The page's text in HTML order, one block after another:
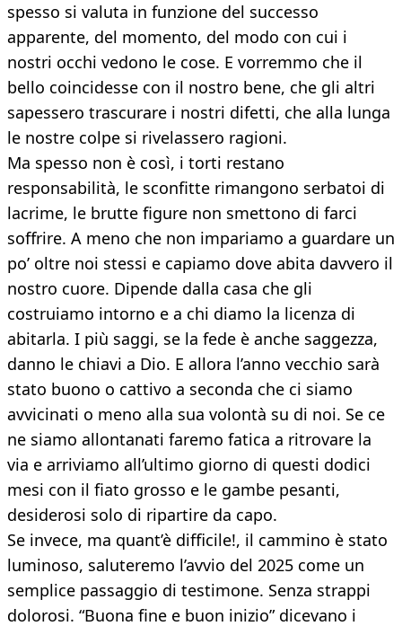
spesso si valuta in funzione del successo
apparente, del momento, del modo con cui i
nostri occhi vedono le cose. E vorremmo che il
bello coincidesse con il nostro bene, che gli altri
sapessero trascurare i nostri difetti, che alla lunga
le nostre colpe si rivelassero ragioni.
Ma spesso non è così, i torti restano
responsabilità, le sconfitte rimangono serbatoi di
lacrime, le brutte figure non smettono di farci
soffrire. A meno che non impariamo a guardare un
po’ oltre noi stessi e capiamo dove abita davvero il
nostro cuore. Dipende dalla casa che gli
costruiamo intorno e a chi diamo la licenza di
abitarla. I più saggi, se la fede è anche saggezza,
danno le chiavi a Dio. E allora l’anno vecchio sarà
stato buono o cattivo a seconda che ci siamo
avvicinati o meno alla sua volontà su di noi. Se ce
ne siamo allontanati faremo fatica a ritrovare la
via e arriviamo all’ultimo giorno di questi dodici
mesi con il fiato grosso e le gambe pesanti,
desiderosi solo di ripartire da capo.
Se invece, ma quant’è difficile!, il cammino è stato
luminoso, saluteremo l’avvio del 2025 come un
semplice passaggio di testimone. Senza strappi
dolorosi. “Buona fine e buon inizio” dicevano i